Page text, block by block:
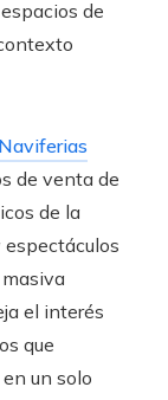
de
Naviferias
de venta de
de la
el interés
que
un solo